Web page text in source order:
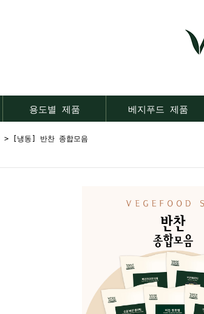
용도별 제품 베지푸드 제품
> [냉동] 반찬 종합모음